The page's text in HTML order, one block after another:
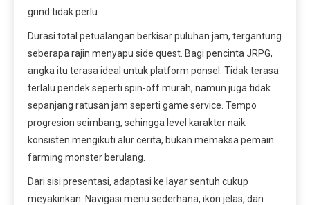
grind tidak perlu.
Durasi total petualangan berkisar puluhan jam, tergantung
seberapa rajin menyapu side quest. Bagi pencinta JRPG,
angka itu terasa ideal untuk platform ponsel. Tidak terasa
terlalu pendek seperti spin-off murah, namun juga tidak
sepanjang ratusan jam seperti game service. Tempo
progresion seimbang, sehingga level karakter naik
konsisten mengikuti alur cerita, bukan memaksa pemain
farming monster berulang.
Dari sisi presentasi, adaptasi ke layar sentuh cukup
meyakinkan. Navigasi menu sederhana, ikon jelas, dan